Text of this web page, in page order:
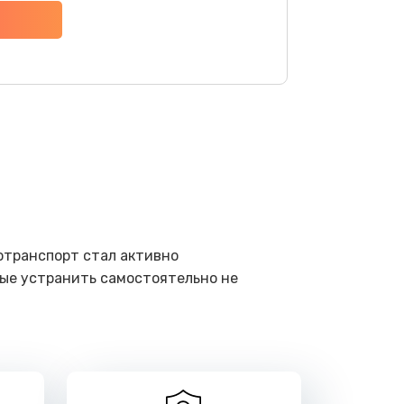
стал активно
устранить самостоятельно не